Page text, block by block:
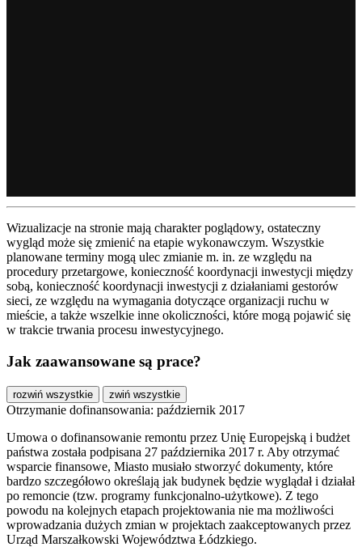
Wizualizacje na stronie mają charakter poglądowy, ostateczny
wygląd może się zmienić na etapie wykonawczym. Wszystkie
planowane terminy mogą ulec zmianie m. in. ze względu na
procedury przetargowe, konieczność koordynacji inwestycji między
sobą, konieczność koordynacji inwestycji z działaniami gestorów
sieci, ze względu na wymagania dotyczące organizacji ruchu w
mieście, a także wszelkie inne okoliczności, które mogą pojawić się
w trakcie trwania procesu inwestycyjnego.
Jak zaawansowane są prace?
rozwiń wszystkie zwiń wszystkie
Otrzymanie dofinansowania: październik 2017
Umowa o dofinansowanie remontu przez Unię Europejską i budżet
państwa została podpisana 27 października 2017 r. Aby otrzymać
wsparcie finansowe, Miasto musiało stworzyć dokumenty, które
bardzo szczegółowo określają jak budynek będzie wyglądał i działał
po remoncie (tzw. programy funkcjonalno-użytkowe). Z tego
powodu na kolejnych etapach projektowania nie ma możliwości
wprowadzania dużych zmian w projektach zaakceptowanych przez
Urząd Marszałkowski Województwa Łódzkiego.